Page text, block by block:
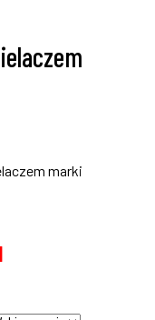
marki